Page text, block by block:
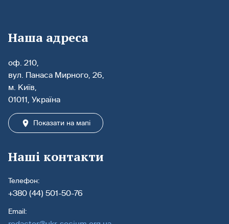
Наша адреса
оф. 210,
вул. Панаса Мирного, 26,
м. Київ,
01011, Україна
Показати на мапі
Наші контакти
Телефон:
+380 (44) 501-50-76
Email: